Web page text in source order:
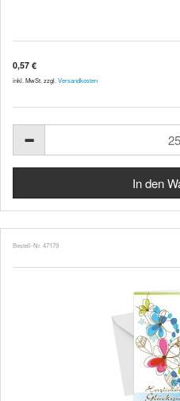
0,57 €
inkl. MwSt. zzgl. Versandkosten
Bestell-Nr. 47179